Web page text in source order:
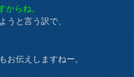
からね。
うと言う訳で、
お伝えしますねー。